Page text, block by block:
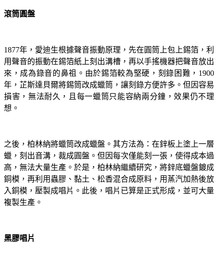
滾筒圓盤
1877年，愛迪生根據聲音振動原理，先在圓筒上包上錫箔，利
用聲音的振動在錫箔紙上刻出溝槽，再以手搖機器把聲音放出
來，成為錄音的鼻祖。由於錫箔較為堅硬，刻錄困難， 1900
年，芷斯達貝爾將錫筒改成蠟筒，讓刻錄方便許多。但因容易
損害，無法耐久，且每一蠟筒只能容納兩分鐘，效果仍不理
想。
之後，柏林納將蠟筒改成蠟盤。其方法為：在鋅板上塗上一層
蠟，刻出音溝，裁成圓盤。但因每次僅能刻一張，使得成本過
高，無法大量生產。於是，柏林納繼續研究，將鋅底蠟盤鍍成
銅模，再利用蟲膠、黏土、松香混合成原料，用蒸汽加熱後放
入銅模，壓製成唱片。此後，唱片已算是正式形成，並可大量
複製生產。
黑膠唱片